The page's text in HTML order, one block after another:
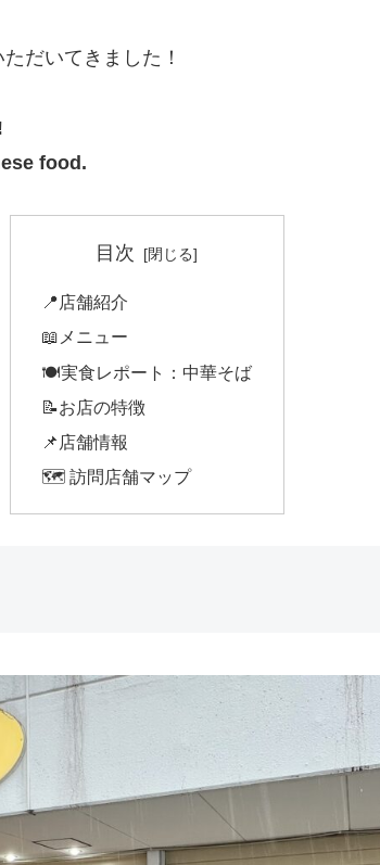
だいてきました！
food.
目次
📍店舗紹介
📖メニュー
🍽️実食レポート：中華そば
📝お店の特徴
📌店舗情報
🗺️ 訪問店舗マップ